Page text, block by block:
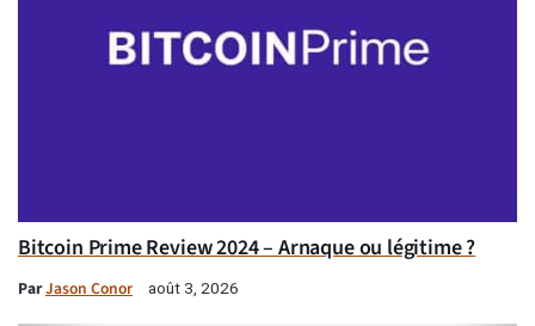
Bitcoin Prime Review 2024 – Arnaque ou légitime ?
ParJason Conor août 3, 2026